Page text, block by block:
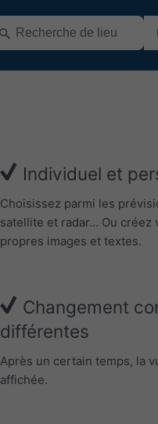
Individuel et
Choisissez parmi les
satellite et radar... Ou
propres images et textes.
Changement
différentes
Après un certain temps, la
affichée.